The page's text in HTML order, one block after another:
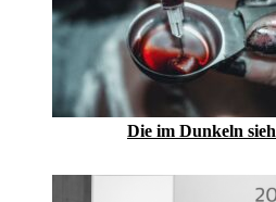
Die im Dunkeln